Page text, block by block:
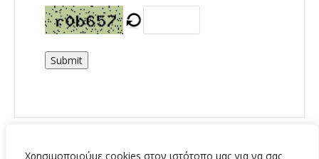
Χρησιμοποιούμε cookies στον ιστότοπο μας για να σας
Submit